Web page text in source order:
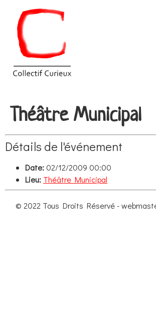
Théâtre Municipal
Détails de l'événement
Date:02/12/2009 00:00
Lieu: Théâtre Municipal
© 2022 Tous Droits Réservé -